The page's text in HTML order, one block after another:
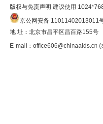
版权与免责声明 建议使用
京公网安备 11011402013011
地 址：北京市昌平区昌百路155
E-mail： office606@chinaaids.cn (